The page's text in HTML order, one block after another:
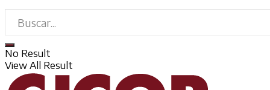
No Result
View All Result